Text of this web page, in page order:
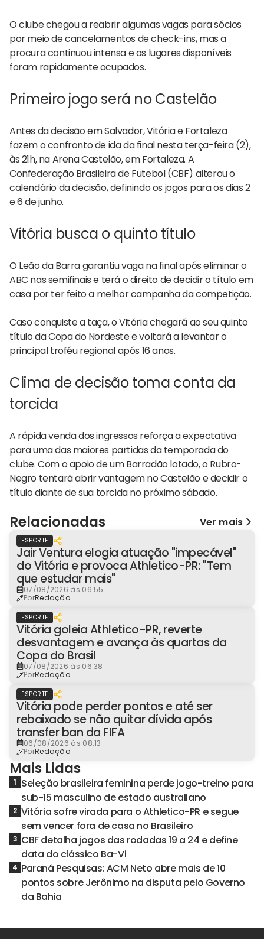
O clube chegou a reabrir algumas vagas para sócios
por meio de cancelamentos de check-ins, mas a
procura continuou intensa e os lugares disponíveis
foram rapidamente ocupados.
Primeiro jogo será no Castelão
Antes da decisão em Salvador, Vitória e Fortaleza
fazem o confronto de ida da final nesta terça-feira (2),
às 21h, na Arena Castelão, em Fortaleza. A
Confederação Brasileira de Futebol (CBF) alterou o
calendário da decisão, definindo os jogos para os dias 2
e 6 de junho.
Vitória busca o quinto título
O Leão da Barra garantiu vaga na final após eliminar o
ABC nas semifinais e terá o direito de decidir o título em
casa por ter feito a melhor campanha da competição.
Caso conquiste a taça, o Vitória chegará ao seu quinto
título da Copa do Nordeste e voltará a levantar o
principal troféu regional após 16 anos.
Clima de decisão toma conta da
torcida
A rápida venda dos ingressos reforça a expectativa
para uma das maiores partidas da temporada do
clube. Com o apoio de um Barradão lotado, o Rubro-
Negro tentará abrir vantagem no Castelão e decidir o
título diante de sua torcida no próximo sábado.
Relacionadas Ver mais
ESPORTE
Jair Ventura elogia atuação "impecável"
do Vitória e provoca Athletico-PR: "Tem
que estudar mais"
07/08/2026 às 06:55
PorRedação
ESPORTE
Vitória goleia Athletico-PR, reverte
desvantagem e avança às quartas da
Copa do Brasil
07/08/2026 às 06:38
PorRedação
ESPORTE
Vitória pode perder pontos e até ser
rebaixado se não quitar dívida após
transfer ban da FIFA
06/08/2026 às 08:13
PorRedação
Mais Lidas
1 Seleção brasileira feminina perde jogo-treino para
sub-15 masculino de estado australiano
2 Vitória sofre virada para o Athletico-PR e segue
sem vencer fora de casa no Brasileiro
3 CBF detalha jogos das rodadas 19 a 24 e define
data do clássico Ba-Vi
4 Paraná Pesquisas: ACM Neto abre mais de 10
pontos sobre Jerônimo na disputa pelo Governo
da Bahia